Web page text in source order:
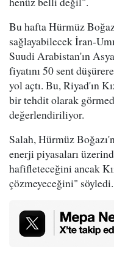
Bu hafta Hürmüz
sağlayabilecek İran-
Suudi Arabistan'ın
fiyatını 50 sent
yol açtı. Bu, Riyad'ın
bir tehdit olarak
değerlendiriliyor.
Salah, Hürmüz
enerji piyasaları
hafifleteceğini ancak
çözmeyeceğini" söyledi.